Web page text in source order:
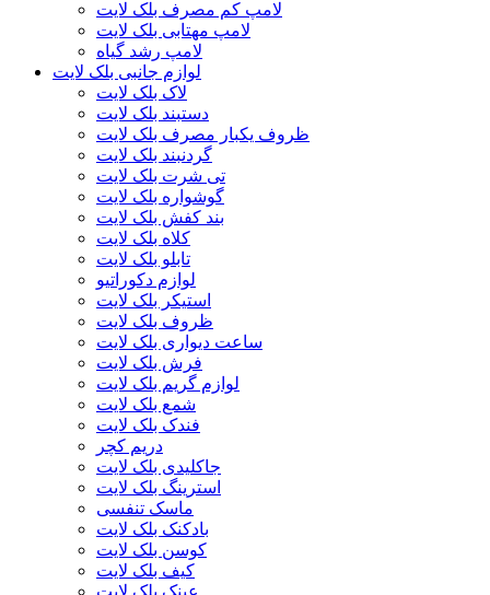
لامپ کم مصرف بلک لایت
لامپ مهتابی بلک لایت
لامپ رشد گیاه
لوازم جانبی بلک لایت
لاک بلک لایت
دستبند بلک لایت
ظروف یکبار مصرف بلک لایت
گردنبند بلک لایت
تی شرت بلک لایت
گوشواره بلک لایت
بند کفش بلک لایت
کلاه بلک لایت
تابلو بلک لایت
لوازم دکوراتیو
استیکر بلک لایت
ظروف بلک لایت
ساعت دیواری بلک لایت
فرش بلک لایت
لوازم گریم بلک لایت
شمع بلک لایت
فندک بلک لایت
دریم کچر
جاکلیدی بلک لایت
استرینگ بلک لایت
ماسک تنفسی
بادکنک بلک لایت
کوسن بلک لایت
کیف بلک لایت
عینک بلک لایت